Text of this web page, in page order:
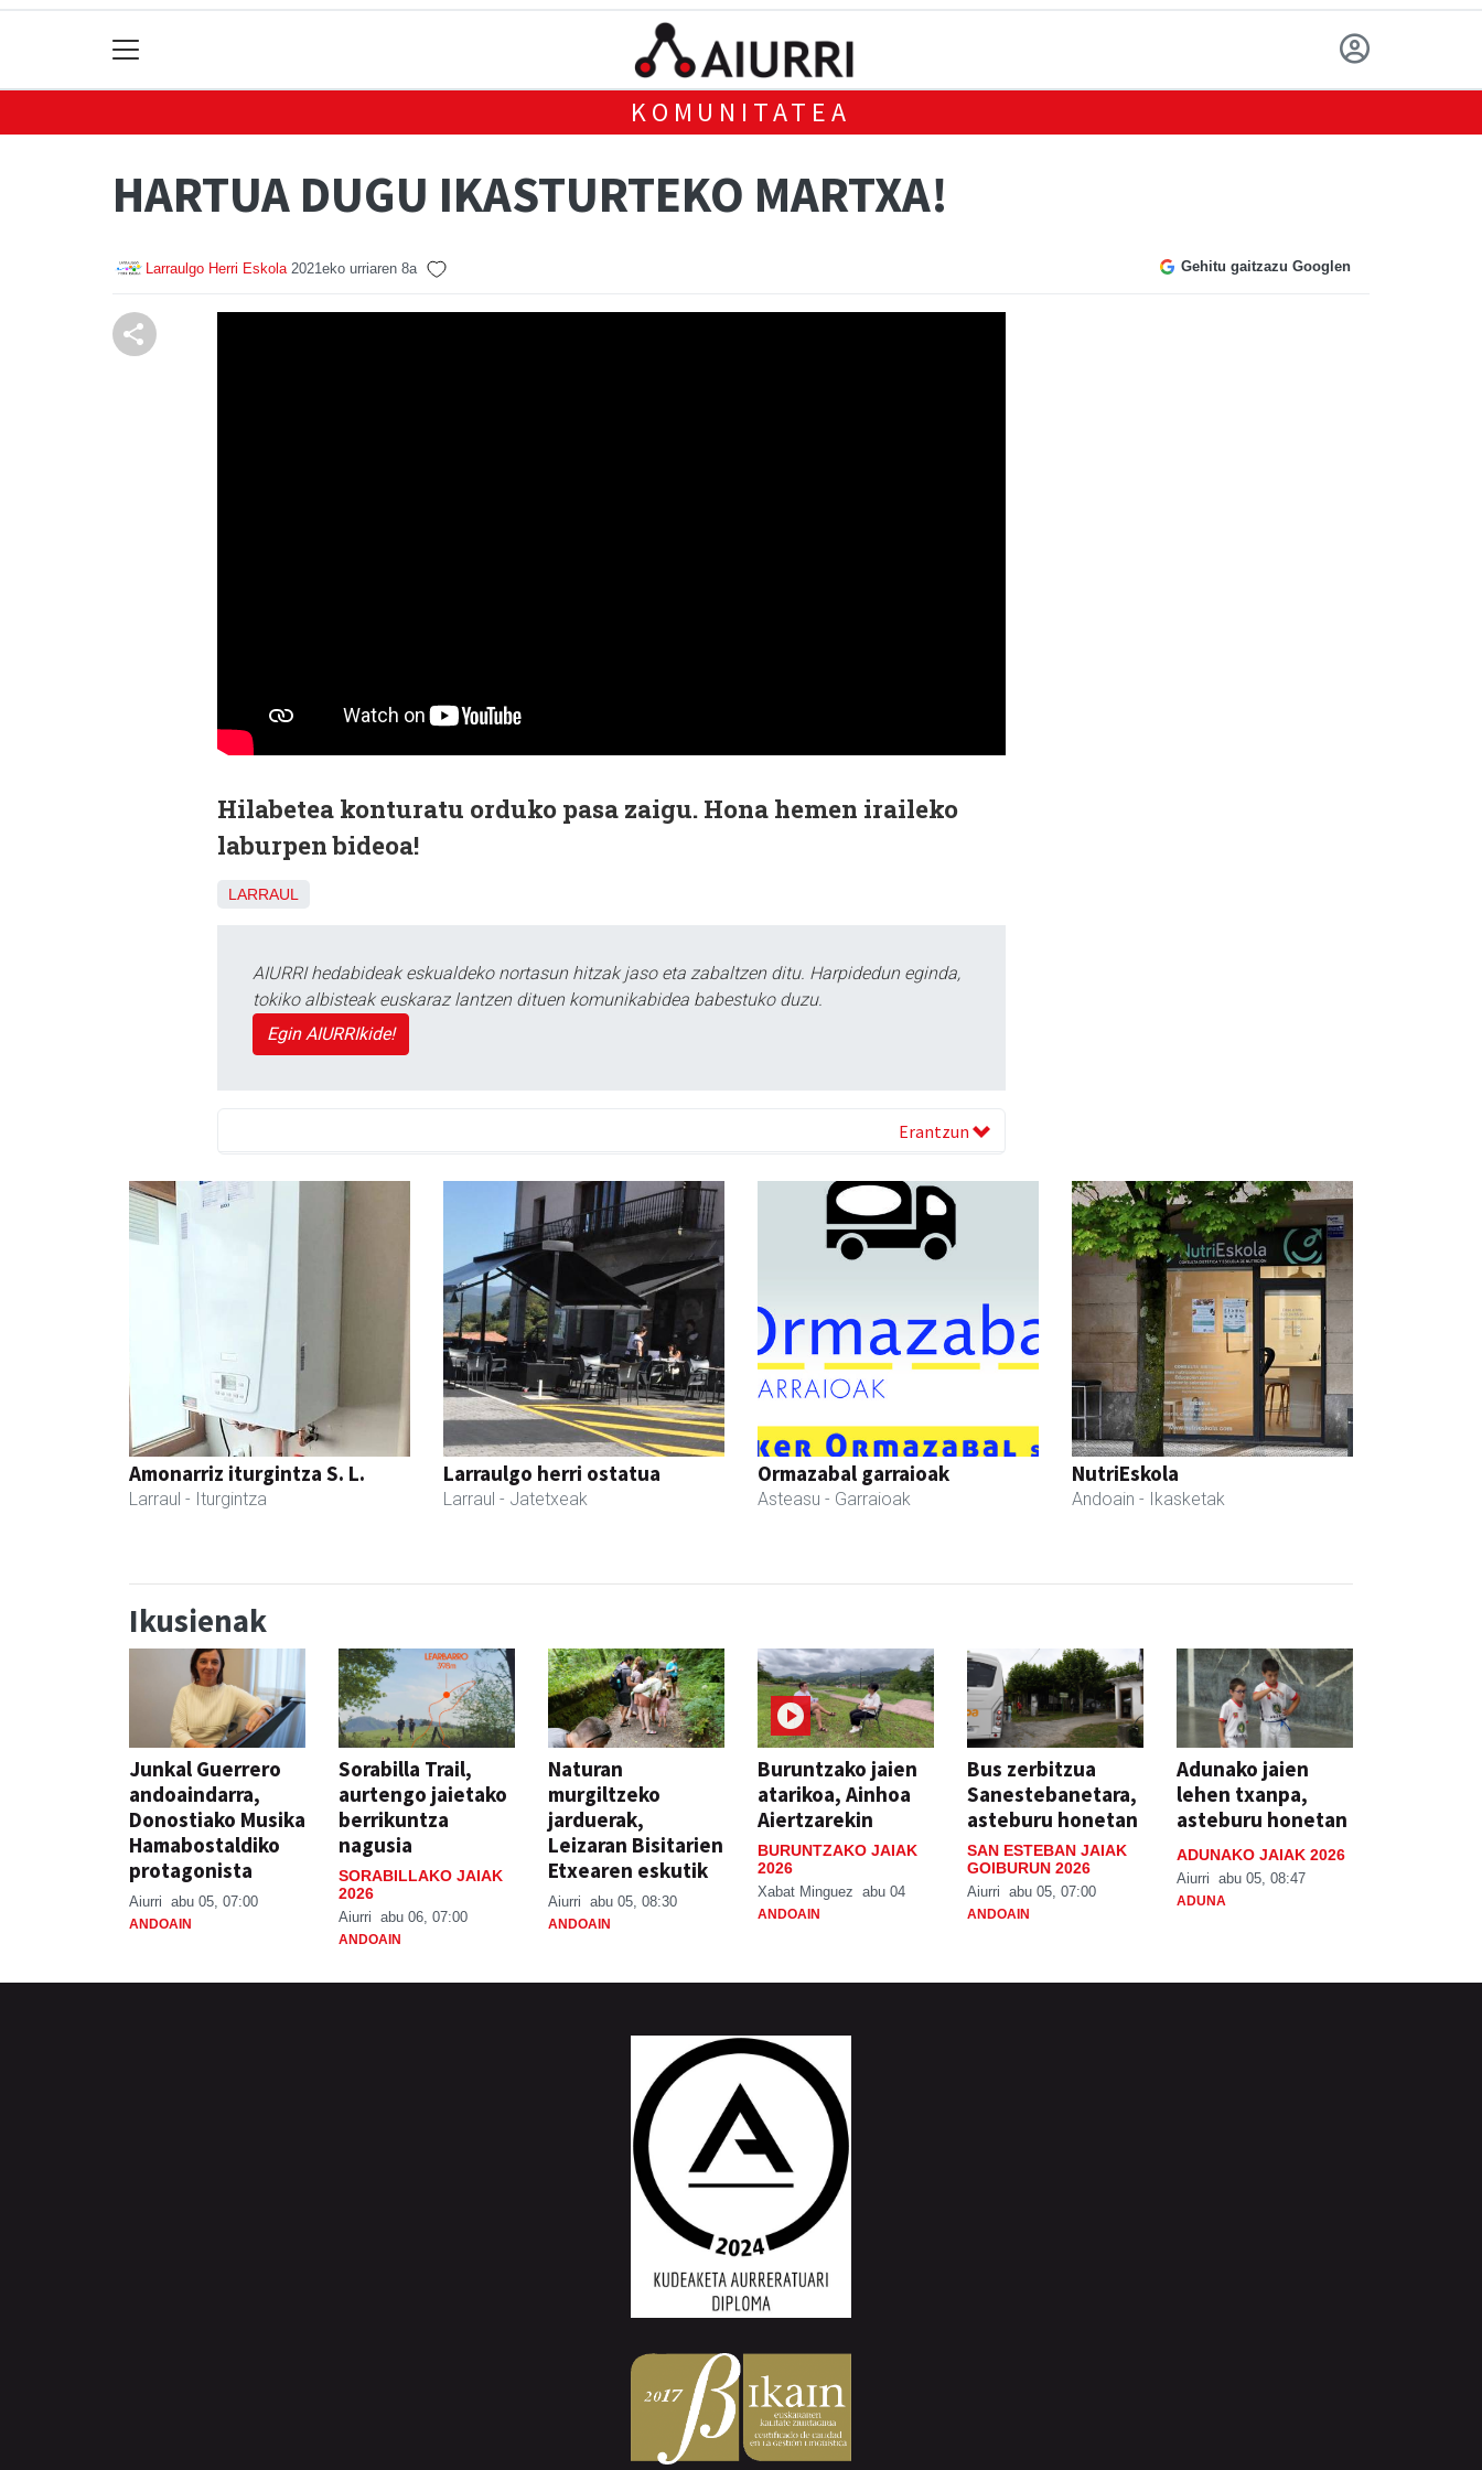
KOMUNITATEA
HARTUA DUGU IKASTURTEKO MARTXA!
Larraulgo Herri Eskola 2021eko urriaren 8a Gehitu gaitzazu Googlen
Hilabetea konturatu orduko pasa zaigu. Hona hemen iraileko
laburpen bideoa!
LARRAUL
AIURRI hedabideak eskualdeko nortasun hitzak jaso eta zabaltzen ditu. Harpidedun eginda,
tokiko albisteak euskaraz lantzen dituen komunikabidea babestuko duzu.
Egin AIURRIkide!
Erantzun
Amonarriz iturgintza S. L.
Larraul - Iturgintza
Larraulgo herri ostatua
Larraul - Jatetxeak
Ormazabal garraioak
Asteasu - Garraioak
NutriEskola
Andoain - Ikasketak
Ikusienak
Junkal Guerrero
andoaindarra,
Donostiako Musika
Hamabostaldiko
protagonista
Aiurri abu 05, 07:00
ANDOAIN
Sorabilla Trail,
aurtengo jaietako
berrikuntza
nagusia
SORABILLAKO JAIAK
2026
Aiurri abu 06, 07:00
ANDOAIN
Naturan
murgiltzeko
jarduerak,
Leizaran Bisitarien
Etxearen eskutik
Aiurri abu 05, 08:30
ANDOAIN
Buruntzako jaien
atarikoa, Ainhoa
Aiertzarekin
BURUNTZAKO JAIAK
2026
Xabat Minguez abu 04
ANDOAIN
Bus zerbitzua
Sanestebanetara,
asteburu honetan
SAN ESTEBAN JAIAK
GOIBURUN 2026
Aiurri abu 05, 07:00
ANDOAIN
Adunako jaien
lehen txanpa,
asteburu honetan
ADUNAKO JAIAK 2026
Aiurri abu 05, 08:47
ADUNA